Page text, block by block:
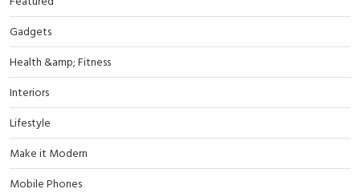
Gadgets
Health &amp; Fitness
Interiors
Lifestyle
Make it Modern
Mobile Phones